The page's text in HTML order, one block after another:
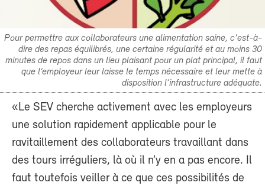
Pour permettre aux collaborateurs une alimentation saine, c'est-à-
dire des repas équilibrés, une certaine régularité et au moins 30
minutes de repos dans un lieu plaisant pour un plat principal, il faut
que l’employeur leur laisse le temps nécessaire et leur mette à
disposition l’infrastructure adéquate.
«Le SEV cherche activement avec les employeurs
une solution rapidement applicable pour le
ravitaillement des collaborateurs travaillant dans
des tours irréguliers, là où il n’y en a pas encore. Il
faut toutefois veiller à ce que ces possibilités de